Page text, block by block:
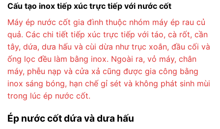
Cấu tạo inox tiếp xúc trực tiếp với nước cốt
Máy ép nước cốt gia đình thuộc nhóm máy ép rau củ
quả. Các chi tiết tiếp xúc trực tiếp với táo, cà rốt, cần
tây, dứa, dưa hấu và cùi dừa như trục xoắn, đầu cối và
ống lọc đều làm bằng inox. Ngoài ra, vỏ máy, chân
máy, phễu nạp và cửa xả cũng được gia công bằng
inox sáng bóng, hạn chế gỉ sét và không phát sinh mùi
trong lúc ép nước cốt.
Ép nước cốt dứa và dưa hấu